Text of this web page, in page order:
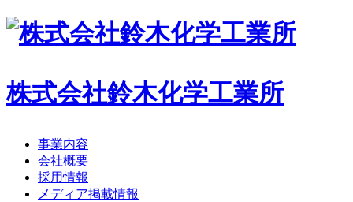
株式会社鈴木化学工業所
事業内容
会社概要
採用情報
メディア掲載情報